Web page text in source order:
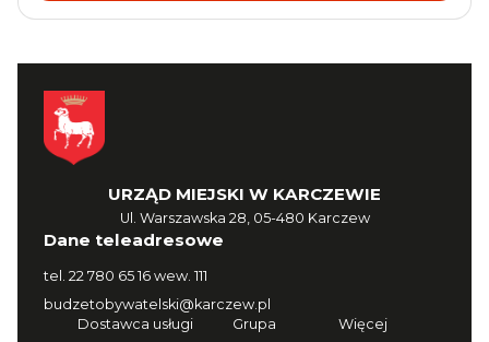
URZĄD MIEJSKI W KARCZEWIE
Ul. Warszawska 28, 05-480 Karczew
Dane teleadresowe
tel. 22 780 65 16 wew. 111
budzetobywatelski@karczew.pl
Dostawca usługi
Grupa Więcej